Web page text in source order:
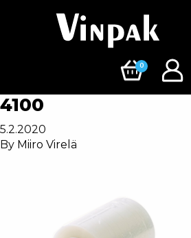
0
4100
5.2.2020
By Miiro Virelä